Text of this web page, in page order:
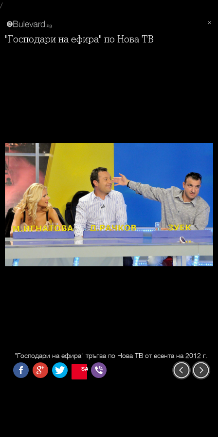
/
"Господари на ефира" по Нова ТВ
"Господари на ефира" тръгва по Нова ТВ от есента на 2012 г.
SAVE